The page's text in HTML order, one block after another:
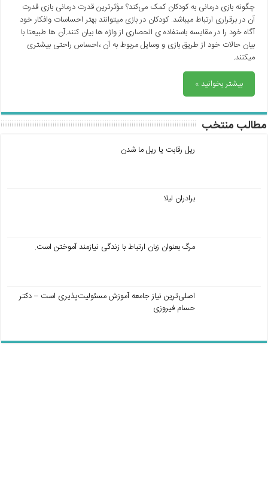
چگونه بازی درمانی به کودکان کمک می‌کند؟ مؤثرترین قدرت درمانی بازی قدرت
آن در برقراری ارتباط میباشد. کودکان در بازی میتوانند بهتر احساسات وافکار خود
آگاه خود را در مقایسه باستفاده ی انحصاری از واژه ها بیان کنند.آن ها طبیعتا با
بیان حالات خود از طریق بازی و وسایل مربوط به آن ،احساس راحتی بیشتری
میکنند.
بیشتر بخوانید »
مطالب منتخب
ریل رقابت یا ریل ما شدن
برادران لیلا
مرگ بعنوان زبان ارتباط با زندگی نیازمند آموختن است.
اصلی‌ترین نیاز جامعه آموزش مسئولیت‌پذیری است – دکتر
حسام فیروزی